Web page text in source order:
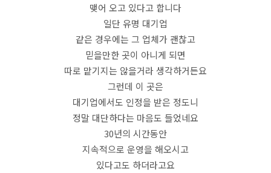
맺어 오고 있다고 합니다
일단 유명 대기업
같은 경우에는 그 업체가 괜찮고
믿을만한 곳이 아니게 되면
따로 맡기지는 않을거라 생각하거든요
그런데 이 곳은
대기업에서도 인정을 받은 정도니
정말 대단하다는 마음도 들었네요
30년의 시간동안
지속적으로 운영을 해오시고
있다고도 하더라고요